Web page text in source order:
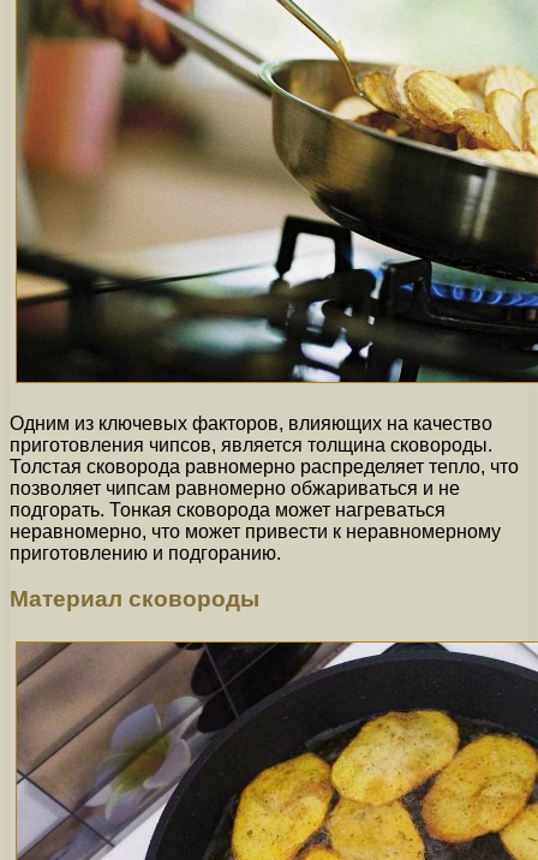
Одним из ключевых факторов, влияющих на качество
приготовления чипсов, является толщина сковороды.
Толстая сковорода равномерно распределяет тепло, что
позволяет чипсам равномерно обжариваться и не
подгорать. Тонкая сковорода может нагреваться
неравномерно, что может привести к неравномерному
приготовлению и подгоранию.
Материал сковороды